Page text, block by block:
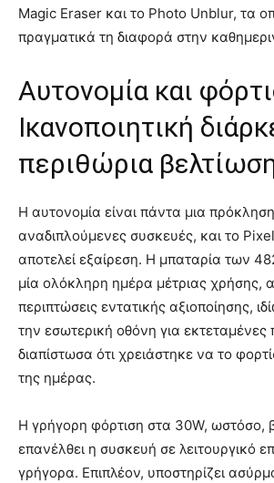
Magic Eraser και το Photo Unblur, τα
πραγματικά τη διαφορά στην
Αυτονομία και
Ικανοποιητική
περιθώρια
Η αυτονομία είναι πάντα μια πρόκληση
αναδιπλούμενες συσκευές, και το
αποτελεί εξαίρεση. Η μπαταρία των
μία ολόκληρη ημέρα μέτριας χρήσης,
περιπτώσεις εντατικής αξιοποίησης,
την εσωτερική οθόνη για εκτεταμένες
διαπίστωσα ότι χρειάστηκε να το
της ημέρας.
Η γρήγορη φόρτιση στα 30W, ωστόσο,
επανέλθει η συσκευή σε λειτουργικό
γρήγορα. Επιπλέον, υποστηρίζει